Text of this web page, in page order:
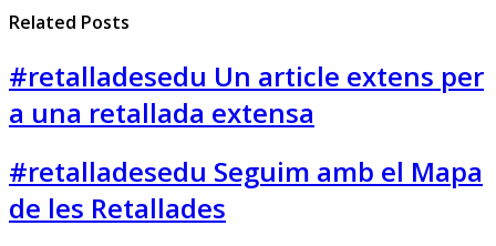
Related Posts
#retalladesedu Un article extens per
a una retallada extensa
#retalladesedu Seguim amb el Mapa
de les Retallades